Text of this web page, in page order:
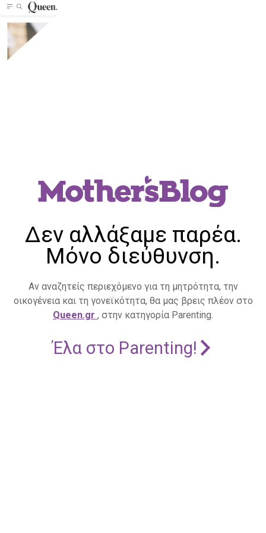
Δεν αλλάξαμε παρέα.
Μόνο διεύθυνση.
Αν αναζητείς περιεχόμενο για τη μητρότητα, την
οικογένεια και τη γονεϊκότητα, θα μας βρεις πλέον στο
Queen.gr , στην κατηγορία Parenting.
Έλα στο Parenting!